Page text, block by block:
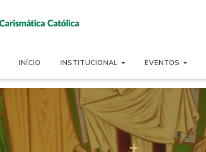
INÍCIO INSTITUCIONAL EVENTOS